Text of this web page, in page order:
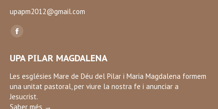
upapm2012@gmail.com
Find us on:
Facebook
opens
in
new
window
UPA PILAR MAGDALENA
Les esglésies Mare de Déu del Pilar i Maria Magdalena formem
una unitat pastoral, per viure la nostra fe i anunciar a
Jesucrist.
Saber més →